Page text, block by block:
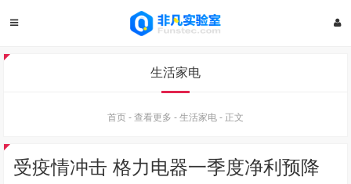
生活家电
首页 - 查看更多 - 生活家电 - 正文
受疫情冲击 格力电器一季度净利预降